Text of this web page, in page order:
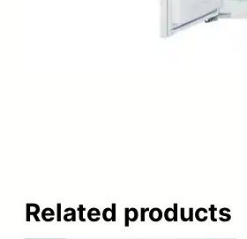
Related products